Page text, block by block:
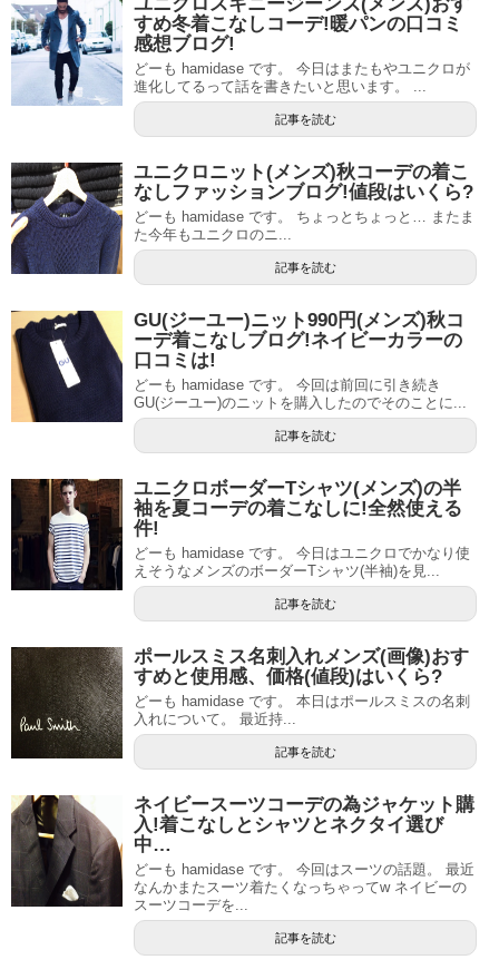
すめ冬着こなしコーデ!暖パンの口コミ
感想ブログ!
どーも hamidase です。 今日はまたもやユニクロが
進化してるって話を書きたいと思います。 ...
記事を読む
ユニクロニット(メンズ)秋コーデの着こ
なしファッションブログ!値段はいくら?
どーも hamidase です。 ちょっとちょっと… またま
た今年もユニクロのニ...
記事を読む
GU(ジーユー)ニット990円(メンズ)秋コ
ーデ着こなしブログ!ネイビーカラーの
口コミは!
どーも hamidase です。 今回は前回に引き続き
GU(ジーユー)のニットを購入したのでそのことに...
記事を読む
ユニクロボーダーTシャツ(メンズ)の半
袖を夏コーデの着こなしに!全然使える
件!
どーも hamidase です。 今日はユニクロでかなり使
えそうなメンズのボーダーTシャツ(半袖)を見...
記事を読む
ポールスミス名刺入れメンズ(画像)おす
すめと使用感、価格(値段)はいくら?
どーも hamidase です。 本日はポールスミスの名刺
入れについて。 最近持...
記事を読む
ネイビースーツコーデの為ジャケット購
入!着こなしとシャツとネクタイ選び
中…
どーも hamidase です。 今回はスーツの話題。 最近
なんかまたスーツ着たくなっちゃってw ネイビーの
スーツコーデを...
記事を読む